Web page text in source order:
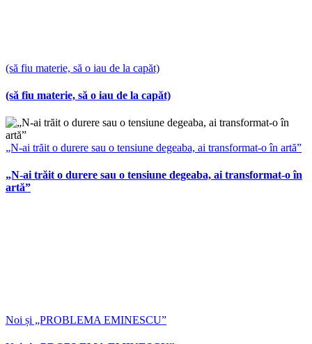
(să fiu materie, să o iau de la capăt)
(să fiu materie, să o iau de la capăt)
„N-ai trăit o durere sau o tensiune degeaba, ai transformat-o în artă”
„N-ai trăit o durere sau o tensiune degeaba, ai transformat-o în
artă”
Noi și „PROBLEMA EMINESCU”